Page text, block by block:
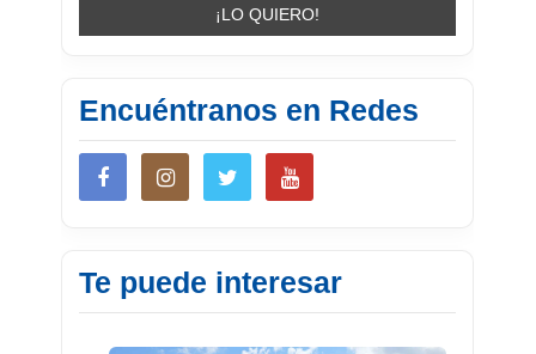
Encuéntranos en Redes
Te puede interesar